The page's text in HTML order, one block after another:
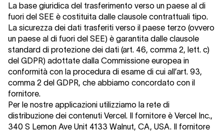
La base giuridica del trasferimento verso un paese al di
fuori del SEE è costituita dalle clausole contrattuali tipo.
La sicurezza dei dati trasferiti verso il paese terzo (ovvero
un paese al di fuori del SEE) è garantita dalle clausole
standard di protezione dei dati (art. 46, comma 2, lett. c)
del GDPR) adottate dalla Commissione europea in
conformità con la procedura di esame di cui all’art. 93,
comma 2 del GDPR, che abbiamo concordato con il
fornitore.
Per le nostre applicazioni utilizziamo la rete di
distribuzione dei contenuti Vercel. Il fornitore è Vercel Inc.,
340 S Lemon Ave Unit 4133 Walnut, CA, USA. Il fornitore